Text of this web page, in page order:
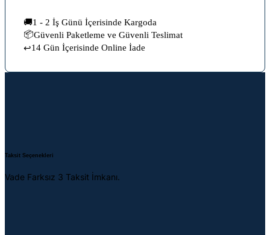
🚚1 - 2 İş Günü İçerisinde Kargoda
📦Güvenli Paketleme ve Güvenli Teslimat
↩️14 Gün İçerisinde Online İade
Taksit Seçenekleri
Vade Farksız 3 Taksit İmkanı.